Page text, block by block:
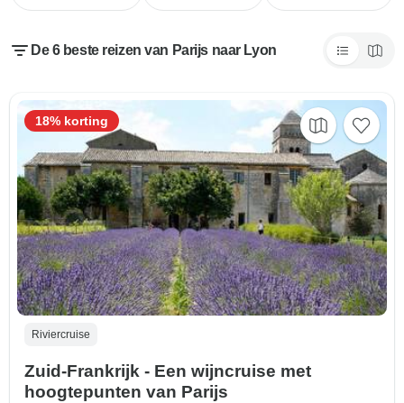
De 6 beste reizen van Parijs naar Lyon
Riviercruise
Zuid-Frankrijk - Een wijncruise met
hoogtepunten van Parijs
18% korting